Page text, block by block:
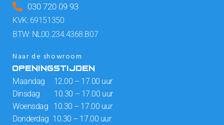
030 720 09 93
KVK: 69151350
BTW: NL00.234.4368.B07
Naar de showroom
OPENINGSTIJDEN
Maandag 12.00 – 17.00 uur
Dinsdag 10.30 – 17.00 uur
Woensdag 10.30 – 17.00 uur
Donderdag 10.30 – 17.00 uur